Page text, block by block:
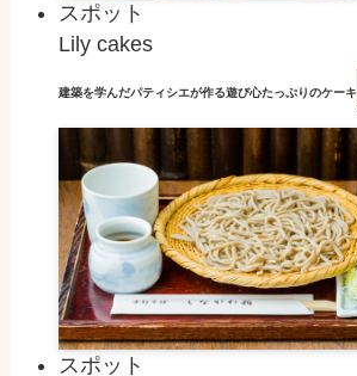
スポット
Lily cakes
建築を学んだパティシエが作る遊び心たっぷりのケーキ
スポット